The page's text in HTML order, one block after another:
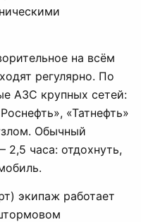
на всём
регулярно. По
АЗС крупных сетей:
«Татнефть»
Обычный
2,5 часа: отдохнуть,
экипаж работает